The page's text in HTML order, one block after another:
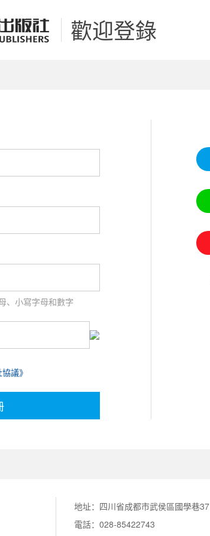
歡迎登錄
、小寫字母和數字
議》
地址：四川省成都市武侯區國學巷37
電話：028-85422743